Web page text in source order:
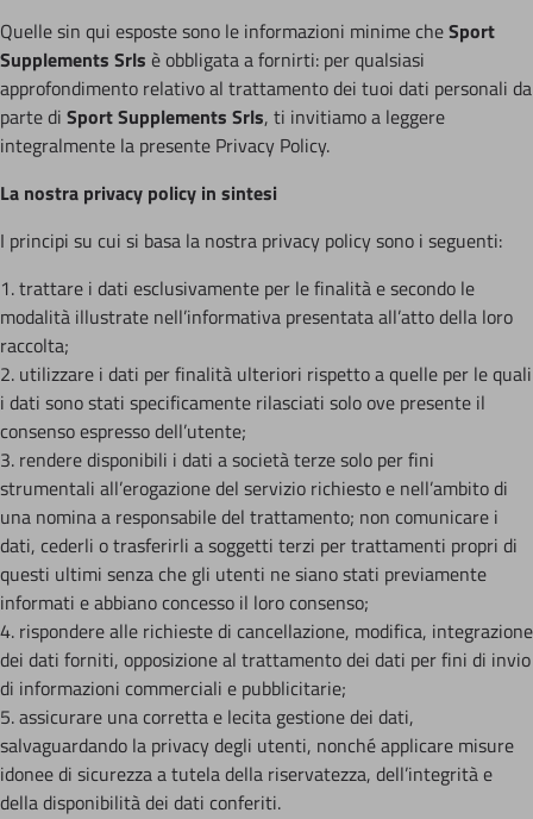
Quelle sin qui esposte sono le informazioni minime cheSport
Supplements Srls è obbligata a fornirti: per qualsiasi
approfondimento relativo al trattamento dei tuoi dati personali da
parte di Sport Supplements Srls, ti invitiamo a leggere
integralmente la presente Privacy Policy.
La nostra privacy policy in sintesi
I principi su cui si basa la nostra privacy policy sono i seguenti:
1. trattare i dati esclusivamente per le finalità e secondo le
modalità illustrate nell’informativa presentata all’atto della loro
raccolta;
2. utilizzare i dati per finalità ulteriori rispetto a quelle per le quali
i dati sono stati specificamente rilasciati solo ove presente il
consenso espresso dell’utente;
3. rendere disponibili i dati a società terze solo per fini
strumentali all’erogazione del servizio richiesto e nell’ambito di
una nomina a responsabile del trattamento; non comunicare i
dati, cederli o trasferirli a soggetti terzi per trattamenti propri di
questi ultimi senza che gli utenti ne siano stati previamente
informati e abbiano concesso il loro consenso;
4. rispondere alle richieste di cancellazione, modifica, integrazione
dei dati forniti, opposizione al trattamento dei dati per fini di invio
di informazioni commerciali e pubblicitarie;
5. assicurare una corretta e lecita gestione dei dati,
salvaguardando la privacy degli utenti, nonché applicare misure
idonee di sicurezza a tutela della riservatezza, dell’integrità e
della disponibilità dei dati conferiti.